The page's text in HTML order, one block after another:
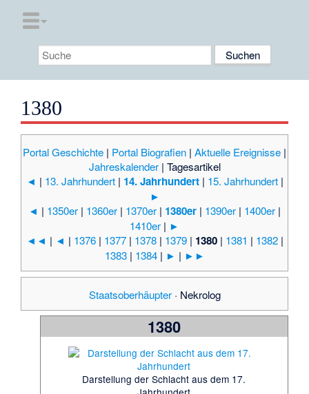
1380
Portal Geschichte | Portal Biografien | Aktuelle Ereignisse |
Jahreskalender| Tagesartikel
◄ | 13. Jahrhundert| 14. Jahrhundert| 15. Jahrhundert|
►
◄ | 1350er | 1360er | 1370er | 1380er | 1390er | 1400er |
1410er | ►
◄◄ | ◄ | 1376| 1377| 1378| 1379| 1380| 1381 | 1382|
1383| 1384| ► | ►►
Staatsoberhäupter· Nekrolog
1380
Darstellung der Schlacht aus dem 17.